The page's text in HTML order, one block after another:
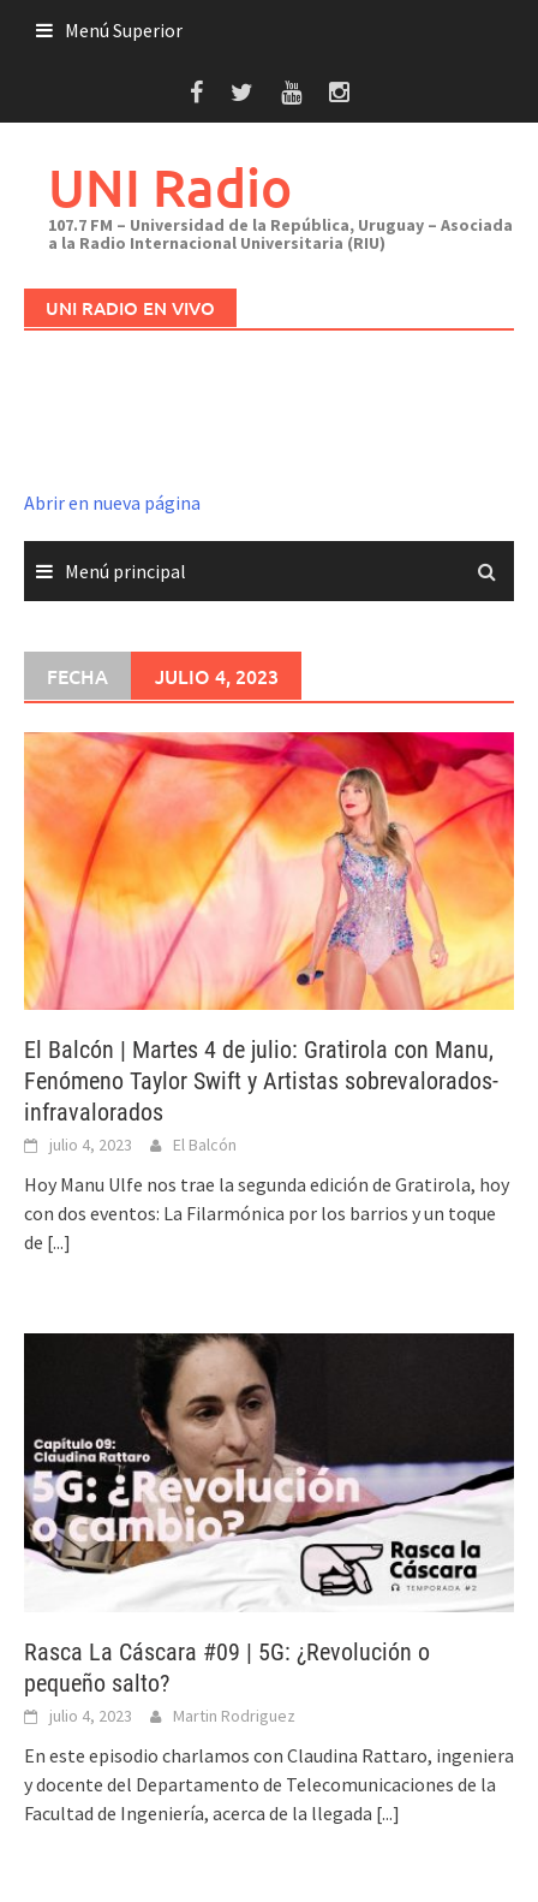
Menú Superior
UNI Radio
107.7 FM – Universidad de la República, Uruguay – Asociada
a la Radio Internacional Universitaria (RIU)
UNI RADIO EN VIVO
Abrir en nueva página
Menú principal
FECHA JULIO 4, 2023
El Balcón | Martes 4 de julio: Gratirola con Manu,
Fenómeno Taylor Swift y Artistas sobrevalorados-
infravalorados
julio 4, 2023 El Balcón
Hoy Manu Ulfe nos trae la segunda edición de Gratirola, hoy
con dos eventos: La Filarmónica por los barrios y un toque
de [...]
Rasca La Cáscara #09 | 5G: ¿Revolución o
pequeño salto?
julio 4, 2023 Martin Rodriguez
En este episodio charlamos con Claudina Rattaro, ingeniera
y docente del Departamento de Telecomunicaciones de la
Facultad de Ingeniería, acerca de la llegada [...]